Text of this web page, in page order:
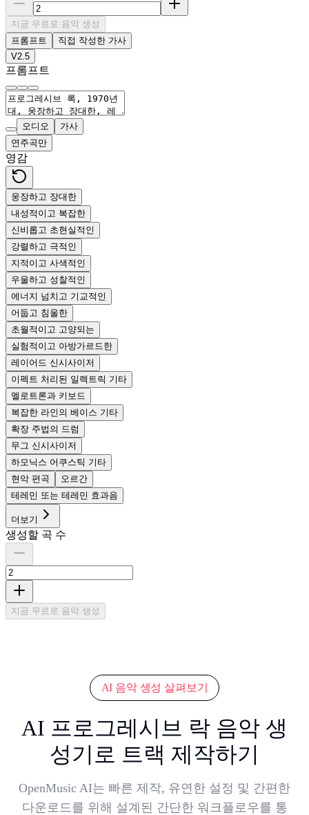
지금 무료로 음악 생성
프롬프트
직접 작성한 가사
V2.5
프롬프트
오디오
가사
연주곡만
영감
웅장하고 장대한
내성적이고 복잡한
신비롭고 초현실적인
강렬하고 극적인
지적이고 사색적인
우울하고 성찰적인
에너지 넘치고 기교적인
어둡고 침울한
초월적이고 고양되는
실험적이고 아방가르드한
레이어드 신시사이저
이펙트 처리된 일렉트릭 기타
멜로트론과 키보드
복잡한 라인의 베이스 기타
확장 주법의 드럼
무그 신시사이저
하모닉스 어쿠스틱 기타
현악 편곡
오르간
테레민 또는 테레민 효과음
더보기
생성할 곡 수
지금 무료로 음악 생성
AI 음악 생성 살펴보기
AI 프로그레시브 락 음악 생
성기로 트랙 제작하기
OpenMusic AI는 빠른 제작, 유연한 설정 및 간편한
다운로드를 위해 설계된 간단한 워크플로우를 통